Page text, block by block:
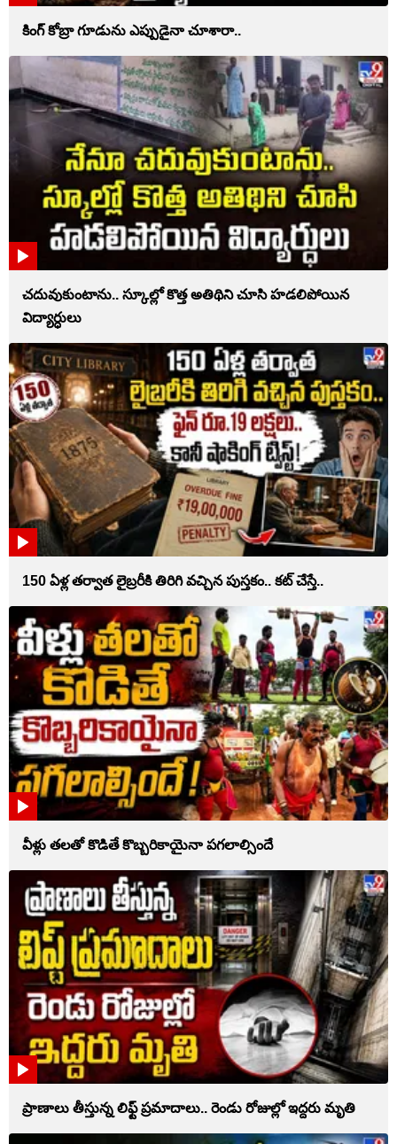
కింగ్ కోబ్రా గూడును ఎప్పుడైనా చూశారా..
చదువుకుంటాను.. స్కూల్లో కొత్త అతిథిని చూసి హడలిపోయిన
విద్యార్ధులు
150 ఏళ్ల తర్వాత లైబ్రరీకి తిరిగి వచ్చిన పుస్తకం.. కట్ చేస్తే..
వీళ్లు తలతో కొడితే కొబ్బరికాయైనా పగలాల్సిందే
ప్రాణాలు తీస్తున్న లిఫ్ట్‌ ప్రమాదాలు.. రెండు రోజుల్లో ఇద్దరు మృతి